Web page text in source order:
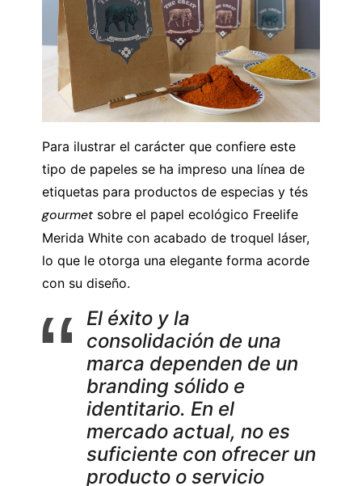
Para ilustrar el carácter que confiere este
tipo de papeles se ha impreso una línea de
etiquetas para productos de especias y tés
gourmetsobre el papel ecológico Freelife
Merida White con acabado de troquel láser,
lo que le otorga una elegante forma acorde
con su diseño.
El éxito y la
consolidación de una
marca dependen de un
branding sólido e
identitario. En el
mercado actual, no es
suficiente con ofrecer un
producto o servicio